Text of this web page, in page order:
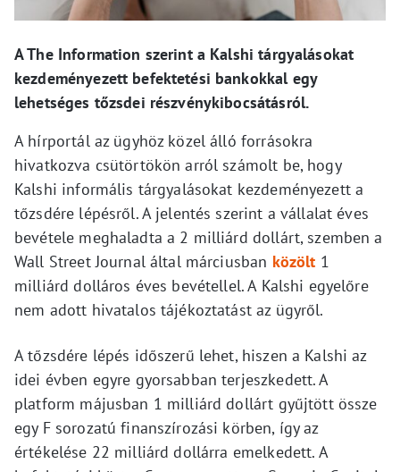
A The Information szerint a Kalshi tárgyalásokat
kezdeményezett befektetési bankokkal egy
lehetséges tőzsdei részvénykibocsátásról.
A hírportál az ügyhöz közel álló forrásokra
hivatkozva csütörtökön arról számolt be, hogy
Kalshi informális tárgyalásokat kezdeményezett a
tőzsdére lépésről. A jelentés szerint a vállalat éves
bevétele meghaladta a 2 milliárd dollárt, szemben a
Wall Street Journal által márciusban közölt 1
milliárd dolláros éves bevétellel. A Kalshi egyelőre
nem adott hivatalos tájékoztatást az ügyről.
A tőzsdére lépés időszerű lehet, hiszen a Kalshi az
idei évben egyre gyorsabban terjeszkedett. A
platform májusban 1 milliárd dollárt gyűjtött össze
egy F sorozatú finanszírozási körben, így az
értékelése 22 milliárd dollárra emelkedett. A